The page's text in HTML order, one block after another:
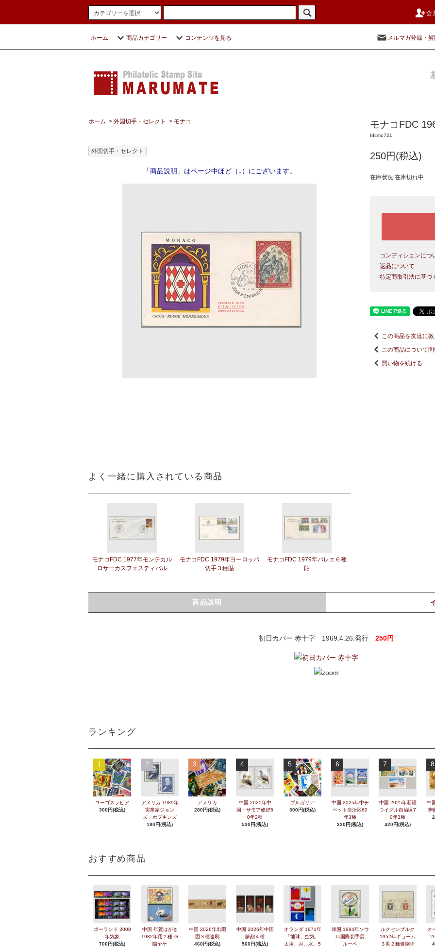
会
ホーム 商品カテゴリー コンテンツを見る メルマガ登録・
ホーム > 外国切手・セレクト > モナコ
外国切手・セレクト
「商品説明」はページ中ほど（↓）にございます。
よく一緒に購入されている商品
モナコFDC 1977年モンテカル
ロサーカスフェスティバル
モナコFDC 1979年ヨーロッパ
切手３種貼
モナコFDC 1979年バレエ６種
貼
モナコFDC
fdcmo721
250円(税込)
在庫状況 在庫切れ中
コンディションにつ
返品について
特定商取引法に基づ
この商品を友達に
この商品について
買い物を続ける
商品説明
初日カバー 赤十字 1969.4.26.発行 250円
ランキング
1
ユーゴスラビア
300円(税込)
2
アメリカ 1989年
実業家ジョン
ズ・ホプキンズ
180円(税込)
3
アメリカ
280円(税込)
4
中国 2025年中
国・サモア修好5
0年2種
530円(税込)
5
ブルガリア
300円(税込)
6
中国 2025年中チ
ベット自治区60
年3種
320円(税込)
7
中国 2025年新疆
ウイグル自治区7
0年3種
420円(税込)
8
中
博
おすすめ商品
ポーランド 2008
年気象
700円(税込)
中国 年賀はがき
1982年用２種 ※
陽ヤケ
中国 2026年出圉
図３種連刷
460円(税込)
中国 2026年中国
篆刻４種
560円(税込)
オランダ 1971年
「地球、空気、
太陽、月、水」5
韓国 1984年ソウ
ル国際切手展
「ルーペ」
ルクセンブルク
1952年ギョーム
３世２種連刷※
オ